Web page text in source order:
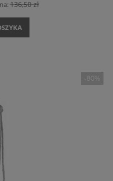
136,50 zł
-80%